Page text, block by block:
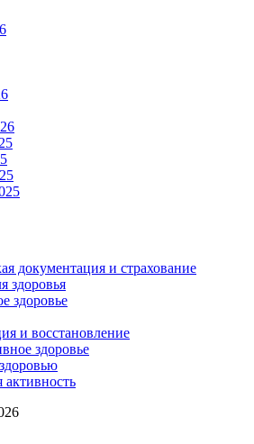
документация и страхование
здоровья
здоровье
и восстановление
здоровье
активность